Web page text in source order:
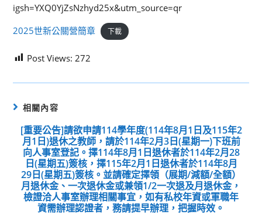
igsh=YXQ0YjZsNzhyd25x&utm_source=qr
2025世新公關營簡章
下載
Post Views: 272
相關內容
[重要公告]請欲申請114學年度(114年8月1日及115年2
月1日)退休之教師，請於114年2月3日(星期一)下班前
向人事室登記。擇114年8月1日退休者於114年2月28
日(星期五)簽核，擇115年2月1日退休者於114年8月
29日(星期五)簽核。並請確定擇領（展期/減額/全額）
月退休金、一次退休金或兼領1/2一次退及月退休金，
檢證洽人事室辦理相關事宜，如有私校年資或軍職年
資需辦理認證者，務請提早辦理，把握時效。